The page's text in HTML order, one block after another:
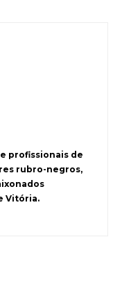
profissionais de
rubro-negros,
Vitória.